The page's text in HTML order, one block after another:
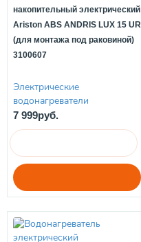
накопительный электрический
Ariston ABS ANDRIS LUX 15 UR
(для монтажа под раковиной)
3100607
Электрические
водонагреватели
7 999руб.